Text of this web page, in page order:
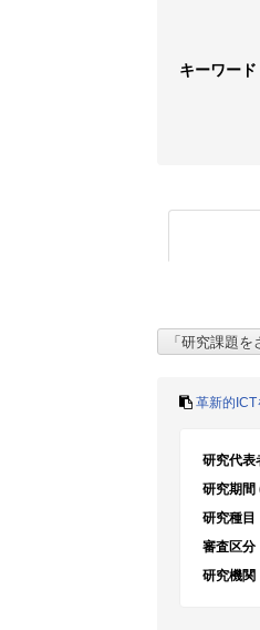
キーワード
革新的
研究代表
研究期間
研究種目
審査区分
研究機関